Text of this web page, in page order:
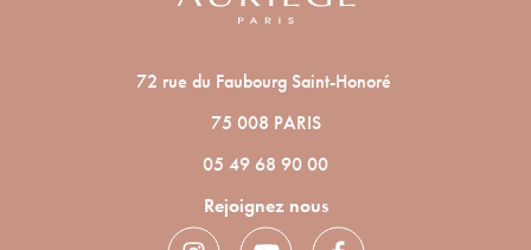
72 rue du Faubourg Saint-Honoré
75 008 PARIS
05 49 68 90 00
Rejoignez nous